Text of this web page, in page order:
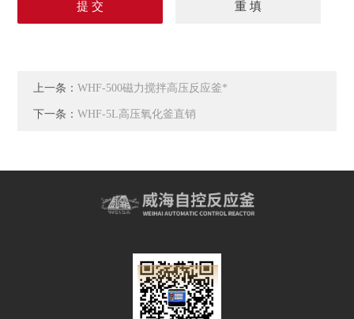
上一条：WHF-500磁力搅拌高压反应釜*
下一条：WHF-5L高压氧化釜直销